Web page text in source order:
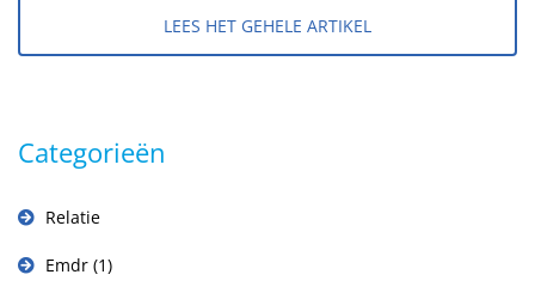
LEES HET GEHELE ARTIKEL
Categorieën
Relatie
Emdr (1)